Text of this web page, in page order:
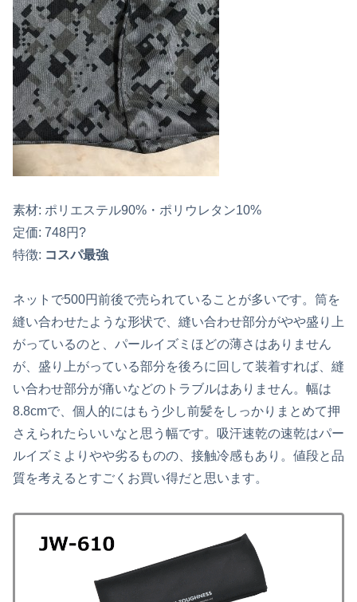
素材: ポリエステル90%・ポリウレタン10%
定価: 748円?
特徴: コスパ最強
ネットで500円前後で売られていることが多いです。筒を
縫い合わせたような形状で、縫い合わせ部分がやや盛り上
がっているのと、パールイズミほどの薄さはありません
が、盛り上がっている部分を後ろに回して装着すれば、縫
い合わせ部分が痛いなどのトラブルはありません。幅は
8.8cmで、個人的にはもう少し前髪をしっかりまとめて押
さえられたらいいなと思う幅です。吸汗速乾の速乾はパー
ルイズミよりやや劣るものの、接触冷感もあり。値段と品
質を考えるとすごくお買い得だと思います。